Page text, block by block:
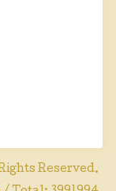
Reserved.